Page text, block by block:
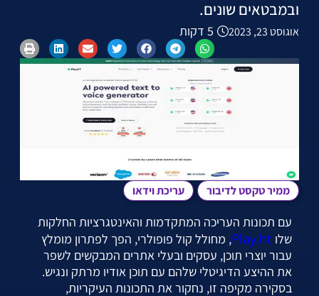
ובמבטאים שונים.
אוגוסט 23, 2023 5 דקות
ממיר טקסט לדיבור עריכת וידאו
עם תכונות העריכה המתקדמות והאינטגרציות החלקות
שלו Play.ht, מחולל קול פופולרי, הפך לפתרון מומלץ
עבור יוצרי תוכן, עסקים ובעלי אתרים המבקשים לשפר
את ההיצע הדיגיטלי שלהם עם תוכן אודיו מרתק ונגיש.
בסקירה מקיפה זו, נחקור את התכונות העיקריות,